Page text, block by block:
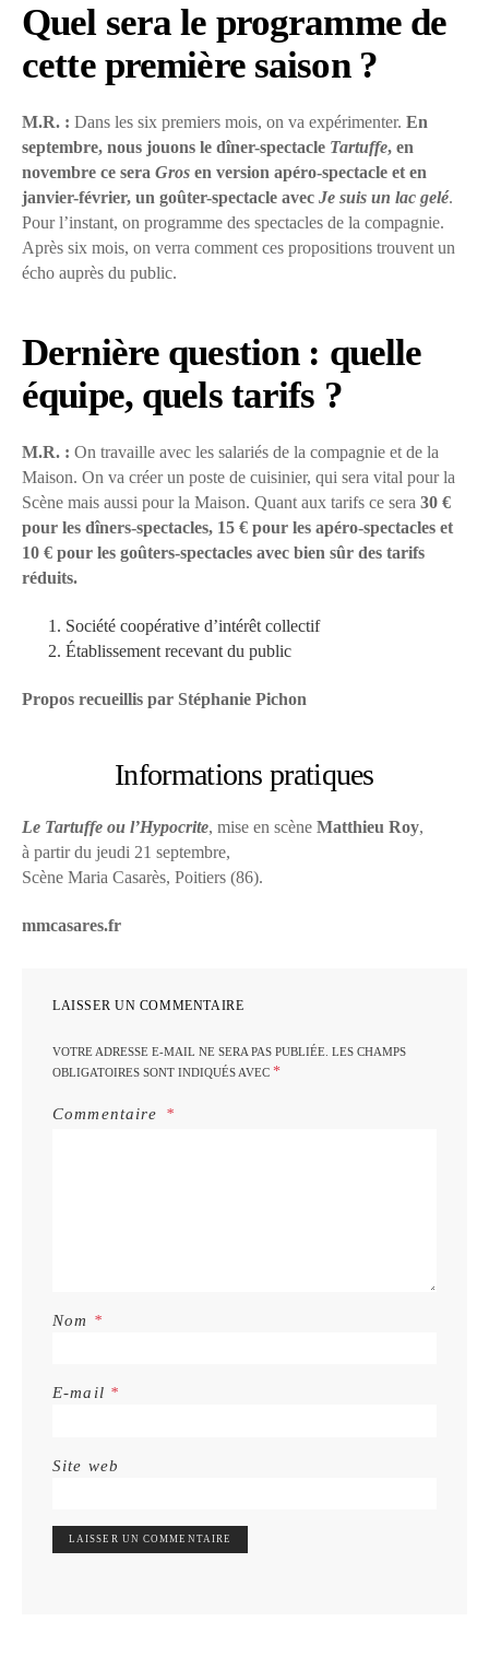
Quel sera le programme de
cette première saison ?
M.R. : Dans les six premiers mois, on va expérimenter. En
septembre, nous jouons le dîner-spectacle Tartuffe, en
novembre ce sera Gros en version apéro-spectacle et en
janvier-février, un goûter-spectacle avec Je suis un lac gelé.
Pour l’instant, on programme des spectacles de la compagnie.
Après six mois, on verra comment ces propositions trouvent un
écho auprès du public.
Dernière question : quelle
équipe, quels tarifs ?
M.R. : On travaille avec les salariés de la compagnie et de la
Maison. On va créer un poste de cuisinier, qui sera vital pour la
Scène mais aussi pour la Maison. Quant aux tarifs ce sera 30 €
pour les dîners-spectacles, 15 € pour les apéro-spectacles et
10 € pour les goûters-spectacles avec bien sûr des tarifs
réduits.
Société coopérative d’intérêt collectif
Établissement recevant du public
Propos recueillis par Stéphanie Pichon
Informations pratiques
Le Tartuffe ou l’Hypocrite, mise en scène Matthieu Roy,
à partir du jeudi 21 septembre,
Scène Maria Casarès, Poitiers (86).
mmcasares.fr
LAISSER UN COMMENTAIRE
VOTRE ADRESSE E-MAIL NE SERA PAS PUBLIÉE. LES CHAMPS
OBLIGATOIRES SONT INDIQUÉS AVEC *
Commentaire
Nom *
E-mail *
Site web